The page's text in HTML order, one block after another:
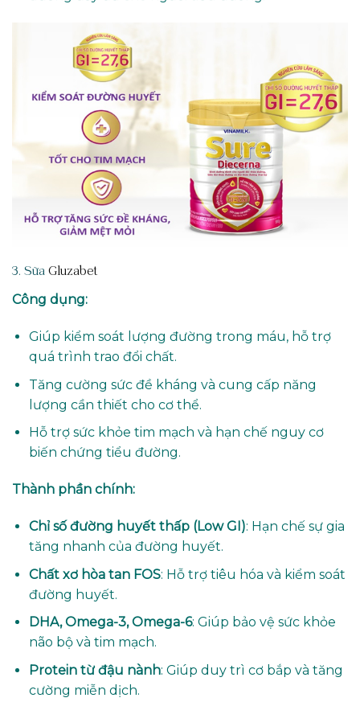
3. Sữa Gluzabet
Công dụng:
Giúp kiểm soát lượng đường trong máu, hỗ trợ
quá trình trao đổi chất.
Tăng cường sức đề kháng và cung cấp năng
lượng cần thiết cho cơ thể.
Hỗ trợ sức khỏe tim mạch và hạn chế nguy cơ
biến chứng tiểu đường.
Thành phần chính:
Chỉ số đường huyết thấp (Low GI): Hạn chế sự gia
tăng nhanh của đường huyết.
Chất xơ hòa tan FOS: Hỗ trợ tiêu hóa và kiểm soát
đường huyết.
DHA, Omega-3, Omega-6: Giúp bảo vệ sức khỏe
não bộ và tim mạch.
Protein từ đậu nành: Giúp duy trì cơ bắp và tăng
cường miễn dịch.